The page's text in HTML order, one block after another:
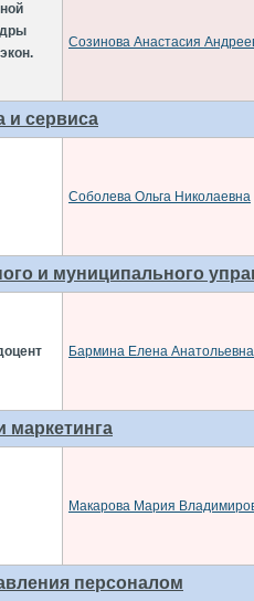
Созинова Анастасия
и сервиса
Соболева Ольга Николаевна
и муниципального
Бармина Елена Анатольевна
маркетинга
Макарова Мария
персоналом